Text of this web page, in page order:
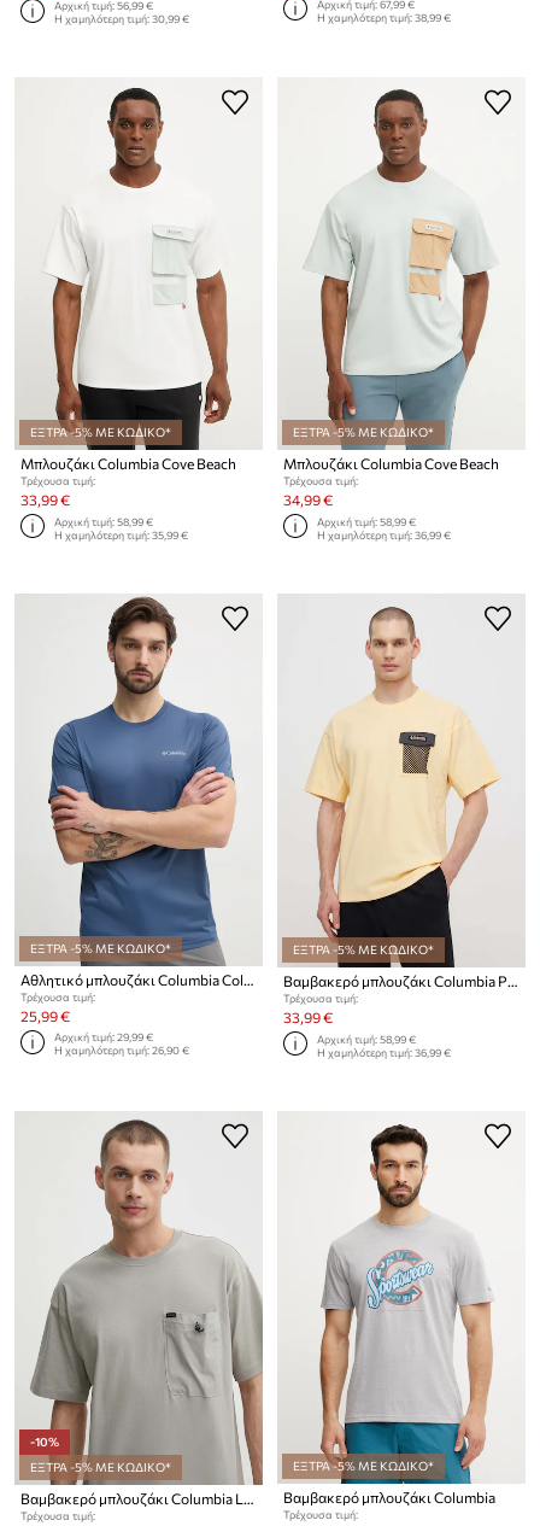
Αρχική τιμή:56,99 €
Η χαμηλότερη τιμή:30,99 €
Αρχική τιμή:67,99 €
Η χαμηλότερη τιμή:38,99 €
ΕΞΤΡΑ -5% ΜΕ ΚΩΔΙΚΟ*
Μπλουζάκι Columbia Cove Beach
Τρέχουσα τιμή:
33,99 €
Αρχική τιμή:58,99 €
Η χαμηλότερη τιμή:35,99 €
ΕΞΤΡΑ -5% ΜΕ ΚΩΔΙΚΟ*
Μπλουζάκι Columbia Cove Beach
Τρέχουσα τιμή:
34,99 €
Αρχική τιμή:58,99 €
Η χαμηλότερη τιμή:36,99 €
ΕΞΤΡΑ -5% ΜΕ ΚΩΔΙΚΟ*
Τρέχουσα τιμή:
25,99 €
Αρχική τιμή:29,99 €
Η χαμηλότερη τιμή:26,90 €
ΕΞΤΡΑ -5% ΜΕ ΚΩΔΙΚΟ*
Βαμβακερό μπλουζάκι Columbia Painted Peak
Τρέχουσα τιμή:
33,99 €
Αρχική τιμή:58,99 €
Η χαμηλότερη τιμή:36,99 €
-10%
ΕΞΤΡΑ -5% ΜΕ ΚΩΔΙΚΟ*
Βαμβακερό μπλουζάκι Columbia Landroamer
Τρέχουσα τιμή:
ΕΞΤΡΑ -5% ΜΕ ΚΩΔΙΚΟ*
Βαμβακερό μπλουζάκι Columbia
Τρέχουσα τιμή: